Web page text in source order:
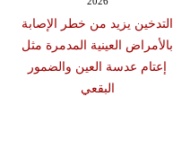
التدخين يزيد من خطر الإصابة
بالأمراض العينية المدمرة مثل
إعتام عدسة العين والضمور
البقعي